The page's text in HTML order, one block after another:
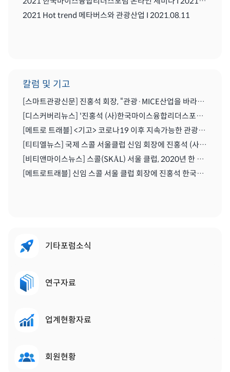
2021 Hot trend 메타버스와 관광산업 I 2021.08.11
칼럼 및 기고
[스마트관광신문] 진홍석 회장, “관광·MICE산업을 바라보는 가치의 전환을 위해 노력이 필요한 시기” | 2021.04.29
[디스커버리뉴스] '진홍석 (사)한국마이스융합리더스포럼 회장',"코로나를 또다른 기회로" | 2020.07.06
[메트로 트래블] <기고> 코로나19 이후 지속가능한 관광마이스산업과 'MICE 5.0' | 2020.06.28
[티티엘뉴스] 국제 스콜 서울클럽 신임 회장에 진홍석 (사)한국마이스융합리더스포럼 회장 | 2019.12.13
[비티앤마이스뉴스] 스콜(SKÅL) 서울 클럽, 2020년 한 해 동안 이끌 새 임원진 구성하다 | 2019.12.13
[메트로트래블] 신임 스콜 서울 클럽 회장에 진홍석 한국마이스융합리더스포럼회장 선출 | 2019.12.22
기타포럼소식
연구자료
업계현황자료
회원현황